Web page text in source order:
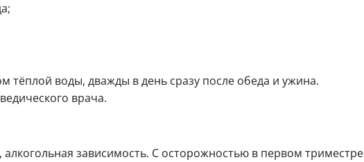
тёплой воды, дважды в день сразу после обеда и ужина.
врача.
зависимость. С осторожностью в первом триместре